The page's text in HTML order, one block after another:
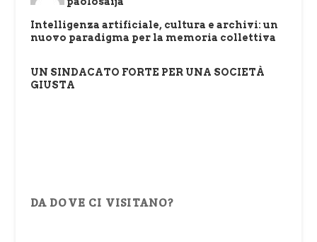
Intelligenza artificiale, cultura e archivi: un
nuovo paradigma per la memoria collettiva
UN SINDACATO FORTE PER UNA SOCIETÀ
GIUSTA
DA DOVE CI VISITANO?